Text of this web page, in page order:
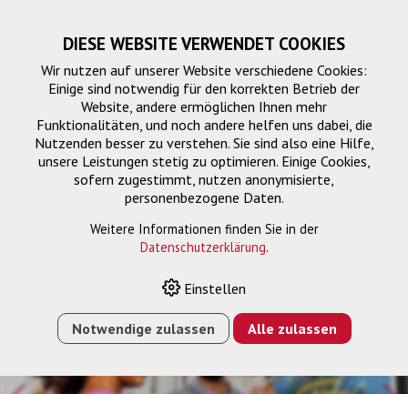
DIESE WEBSITE VERWENDET COOKIES
Wir nutzen auf unserer Website verschiedene Cookies:
Einige sind notwendig für den korrekten Betrieb der
Website, andere ermöglichen Ihnen mehr
Funktionalitäten, und noch andere helfen uns dabei, die
Nutzenden besser zu verstehen. Sie sind also eine Hilfe,
unsere Leistungen stetig zu optimieren. Einige Cookies,
sofern zugestimmt, nutzen anonymisierte,
personenbezogene Daten.
Weitere Informationen finden Sie in der
Datenschutzerklärung.
Einstellen
Notwendige zulassen Alle zulassen